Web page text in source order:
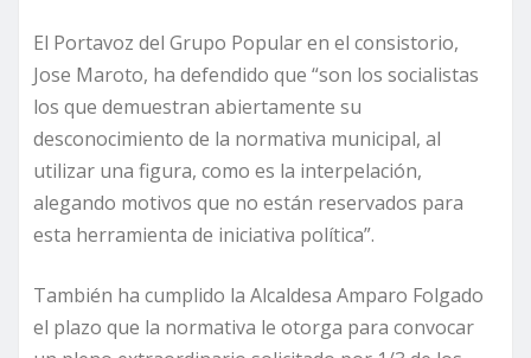
El Portavoz del Grupo Popular en el consistorio,
Jose Maroto, ha defendido que “son los socialistas
los que demuestran abiertamente su
desconocimiento de la normativa municipal, al
utilizar una figura, como es la interpelación,
alegando motivos que no están reservados para
esta herramienta de iniciativa política”.
También ha cumplido la Alcaldesa Amparo Folgado
el plazo que la normativa le otorga para convocar